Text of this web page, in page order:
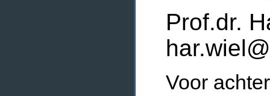
Prof.dr.
Voor